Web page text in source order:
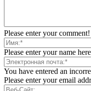
Please enter your comment!
Please enter your name here
You have entered an
Please enter your email